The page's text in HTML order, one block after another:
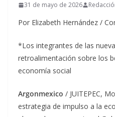
31 de mayo de 2026
Por Elizabeth Hernández /
*Los integrantes de las
retroalimentación sobre los
economía social
Argonmexico / JUITEPEC,
estrategia de impulso a la